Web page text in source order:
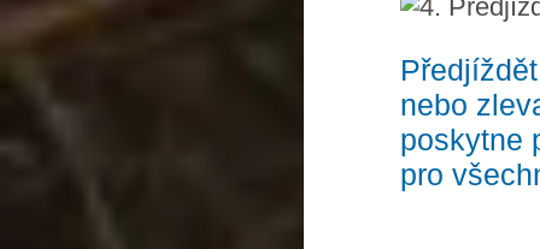
nebo
poskytne
pro